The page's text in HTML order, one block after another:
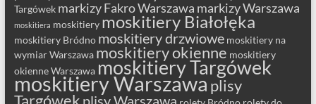
Targówek markizy Fakro Warszawa markizy Warszawa
moskitiera moskitiery moskitiery Białołęka
moskitiery Bródno moskitiery drzwiowe moskitiery na
wymiar Warszawa moskitiery okienne moskitiery
okienne Warszawa moskitiery Targówek
moskitiery Warszawa plisy
Targówek plisy Warszawa